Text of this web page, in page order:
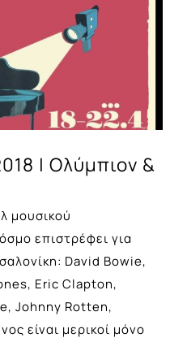
| Ολύμπιον &
μουσικού
επιστρέφει για
David Bowie,
Eric Clapton,
Johnny Rotten,
είναι μερικοί μόνο